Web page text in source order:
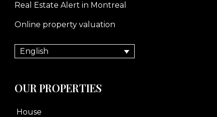
Real Estate Alert in Montreal
Online property valuation
English
OUR PROPERTIES
House